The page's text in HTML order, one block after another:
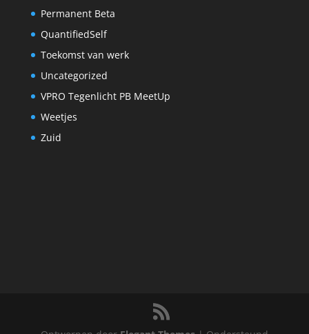
Permanent Beta
QuantifiedSelf
Toekomst van werk
Uncategorized
VPRO Tegenlicht PB MeetUp
Weetjes
Zuid